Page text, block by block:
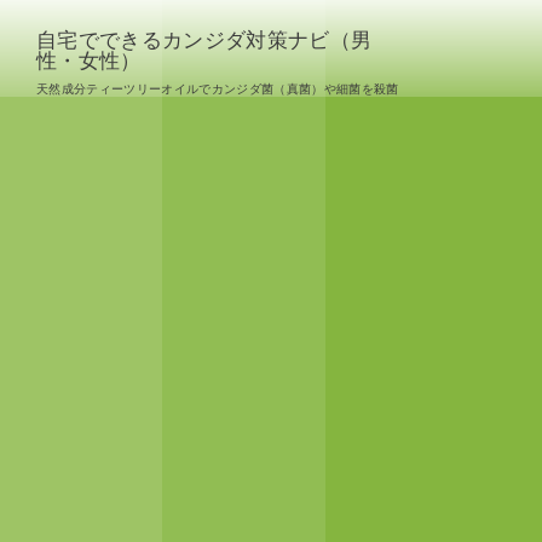
自宅でできるカンジダ対策ナビ（男
性・女性）
天然成分ティーツリーオイルでカンジダ菌（真菌）や細菌を殺菌